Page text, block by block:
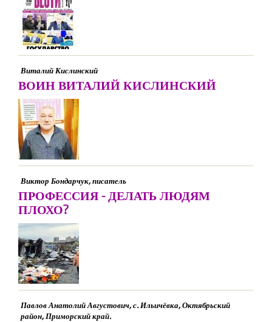
Виталий Кислинский
ВОИН ВИТАЛИЙ КИСЛИНСКИЙ
Виктор Бондарчук, писатель
ПРОФЕССИЯ - ДЕЛАТЬ ЛЮДЯМ
ПЛОХО?
Павлов Анатолий Августович, с. Ильичёвка, Октябрьский
район, Приморский край.